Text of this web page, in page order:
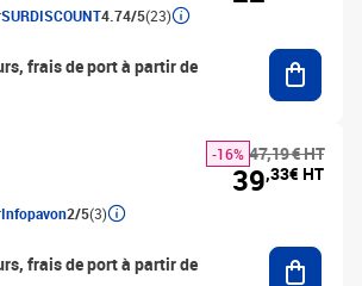
SURDISCOUNT4.74/5(23)
frais de port à partir de
Infopavon2/5(3)
frais de port à partir de
47,19 € HT
-16%
39,33€ HT